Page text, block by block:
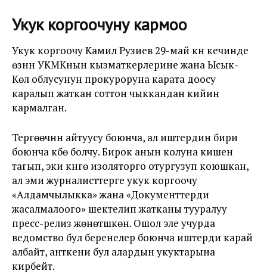
Укук коргоочуну кармоо
Укук коргоочу Камил Рузиев 29-май күнү кечинде
өзүнүн УКМКнын кызматкерлерине жана Ысык-
Көл облусунун прокуроруна карата доосу
каралып жаткан соттон чыккандан кийин
кармалган.
Тергөөчүнүн айтуусу боюнча, ал иштердин бири
боюнча күбө болчу. Бирок анын колуна кишен
тагып, эки күнгө изоляторго отургузуп коюшкан,
ал эми журналисттерге укук коргоочу
«Алдамчылыкка» жана «Документтерди
жасалмалоого» шектелип жатканы тууралуу
пресс-релиз жөнөтүшкөн. Ошол эле учурда
ведомство бул беренелер боюнча иштерди карай
албайт, анткени бул алардын укуктарына
кирбейт.